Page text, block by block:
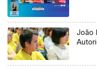
João